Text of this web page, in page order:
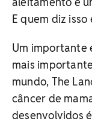
E quem diz isso
Um importante
mais
mundo, The
câncer de
desenvolvidos